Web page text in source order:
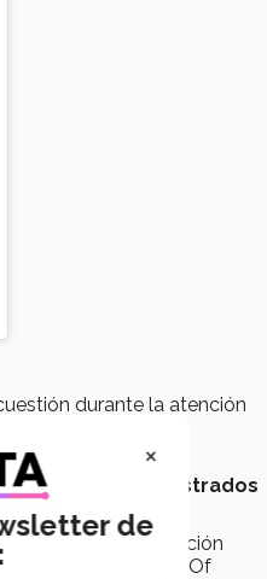
durante la atención
su uso en distintos
500 doctores registrados
esta aplicación
Whitman School Of
×
de